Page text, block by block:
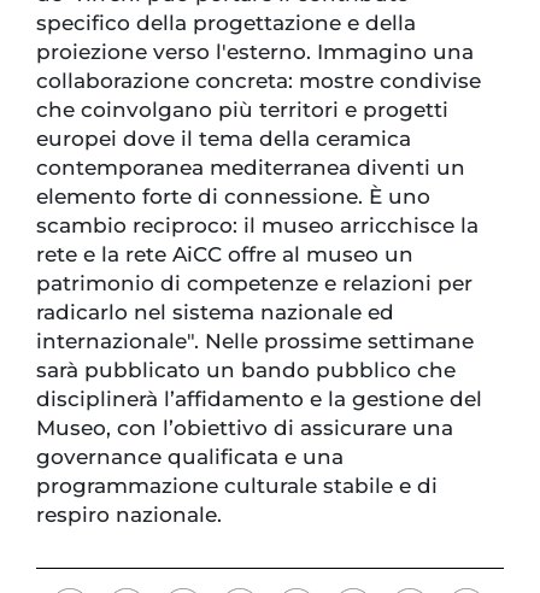
specifico della progettazione e della
proiezione verso l'esterno. Immagino una
collaborazione concreta: mostre condivise
che coinvolgano più territori e progetti
europei dove il tema della ceramica
contemporanea mediterranea diventi un
elemento forte di connessione. È uno
scambio reciproco: il museo arricchisce la
rete e la rete AiCC offre al museo un
patrimonio di competenze e relazioni per
radicarlo nel sistema nazionale ed
internazionale". Nelle prossime settimane
sarà pubblicato un bando pubblico che
disciplinerà l’affidamento e la gestione del
Museo, con l’obiettivo di assicurare una
governance qualificata e una
programmazione culturale stabile e di
respiro nazionale.